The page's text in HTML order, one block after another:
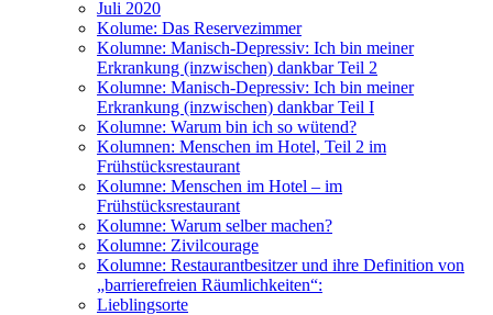
Juli 2020
Kolume: Das Reservezimmer
Kolumne: Manisch-Depressiv: Ich bin meiner
Erkrankung (inzwischen) dankbar Teil 2
Kolumne: Manisch-Depressiv: Ich bin meiner
Erkrankung (inzwischen) dankbar Teil I
Kolumne: Warum bin ich so wütend?
Kolumnen: Menschen im Hotel, Teil 2 im
Frühstücksrestaurant
Kolumne: Menschen im Hotel – im
Frühstücksrestaurant
Kolumne: Warum selber machen?
Kolumne: Zivilcourage
Kolumne: Restaurantbesitzer und ihre Definition von
„barrierefreien Räumlichkeiten“:
Lieblingsorte